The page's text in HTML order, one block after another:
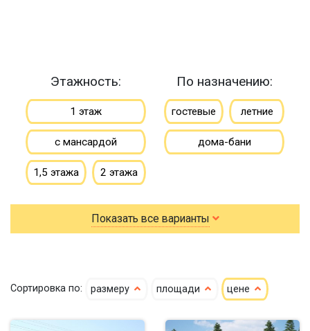
Этажность:
1 этаж
с мансардой
1,5 этажа 2 этажа
По назначению:
гостевые летние
дома-бани
По типу бруса:
клееный сухой
клееный кедр
сухой кедр
По размеру:
3х4 3х5 3х6
5х5 5х6 5х7
6х6 6х7 6х8
Показать все варианты
Сортировка по: размеру площади цене